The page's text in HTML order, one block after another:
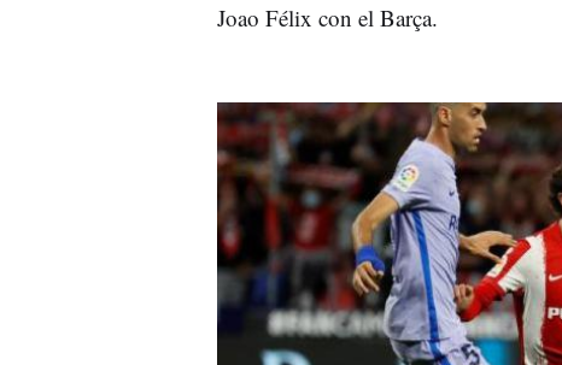
Joao Félix con el Barça.